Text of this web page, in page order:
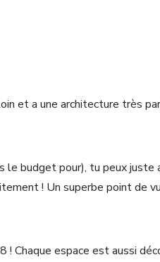
et a une architecture très
le budget pour), tu peux
! Un superbe point de
Chaque espace est aussi